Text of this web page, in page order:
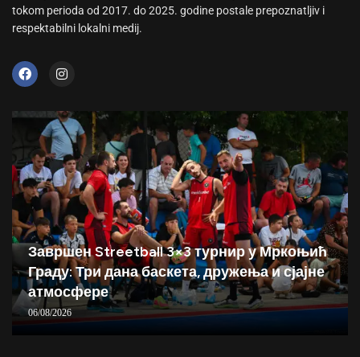
tokom perioda od 2017. do 2025. godine postale prepoznatljiv i
respektabilni lokalni medij.
Завршен Streetball 3×3 турнир у Мркоњић
Граду: Три дана баскета, дружења и сјајне
атмосфере
06/08/2026